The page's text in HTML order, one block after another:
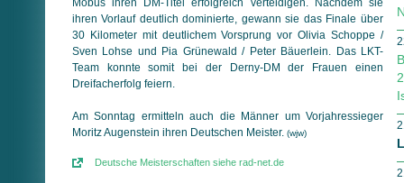
Möbus ihren DM-Titel erfolgreich verteidigen. Nachdem sie
ihren Vorlauf deutlich dominierte, gewann sie das Finale über
30 Kilometer mit deutlichem Vorsprung vor Olivia Schoppe /
Sven Lohse und Pia Grünewald / Peter Bäuerlein. Das LKT-
Team konnte somit bei der Derny-DM der Frauen einen
Dreifacherfolg feiern.
Am Sonntag ermitteln auch die Männer um Vorjahressieger
Moritz Augenstein ihren Deutschen Meister. (wjw)
Deutsche Meisterschaften siehe rad-net.de